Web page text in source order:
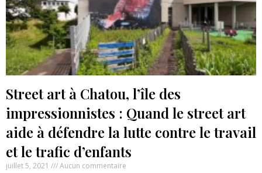
Street art à Chatou, l’île des
impressionnistes : Quand le street art
aide à défendre la lutte contre le travail
et le trafic d’enfants
juillet 5, 2021 Aucun commentaire